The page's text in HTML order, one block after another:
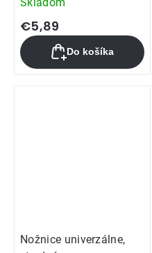
€5,89
Do košíka
Nožnice univerzálne,